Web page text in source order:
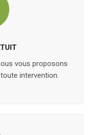
vous proposons
intervention.